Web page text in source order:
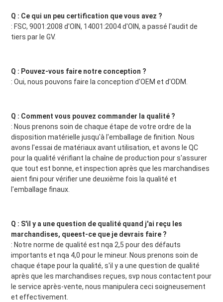
Q : Ce qui un peu certification que vous avez ?
: FSC, 9001:2008 d'OIN, 14001:2004 d'OIN, a passé l'audit de
tiers par le GV.
Q : Pouvez-vous faire notre conception ?
: Oui, nous pouvons faire la conception d'OEM et d'ODM.
Q : Comment vous pouvez commander la qualité ?
: Nous prenons soin de chaque étape de votre ordre de la
disposition matérielle jusqu'à l'emballage de finition. Nous
avons l'essai de matériaux avant utilisation, et avons le QC
pour la qualité vérifiant la chaîne de production pour s'assurer
que tout est bonne, et inspection après que les marchandises
aient fini pour vérifier une deuxième fois la qualité et
l'emballage finaux.
Q : S'il y a une question de qualité quand j'ai reçu les
marchandises, queest-ce que je devrais faire ?
: Notre norme de qualité est nqa 2,5 pour des défauts
importants et nqa 4,0 pour le mineur. Nous prenons soin de
chaque étape pour la qualité, s'il y a une question de qualité
après que les marchandises reçues, svp nous contactent pour
le service après-vente, nous manipulera ceci soigneusement
et effectivement.